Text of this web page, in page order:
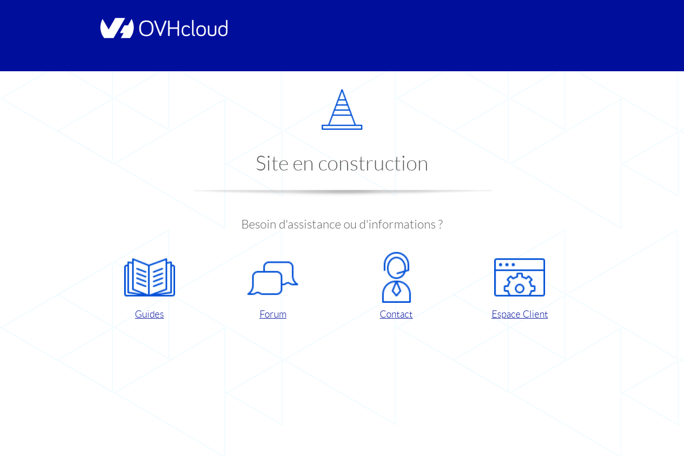
Site en construction
Besoin d'assistance ou d'informations ?
Guides Forum Contact Espace Client